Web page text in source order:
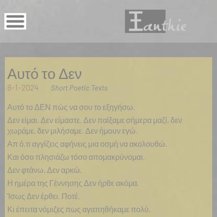
Αυτό το Δεν
8-1-2024 Short Poetic Texts
Αυτό το ΔΕΝ πώς να σου το εξηγήσω.
Δεν είμαι, Δεν είμαστε. Δεν παίξαμε σήμερα μαζί, δεν
χωράμε, δεν μιλήσαμε. Δεν ήμουν εγώ.
Απ ό,τι αγγίζεις αφήνεις μια οσμή να ακολουθώ.
Και όσο πλησιάζω τόσο απομακρύνομαι.
Δεν φτάνω. Δεν αρκώ.
Η ημέρα της Γέννησης Δεν ήρθε ακόμα.
Ίσως Δεν έρθει. Ποτέ.
Κι έπειτα νόμιζες πως αγαπηθήκαμε πολύ.